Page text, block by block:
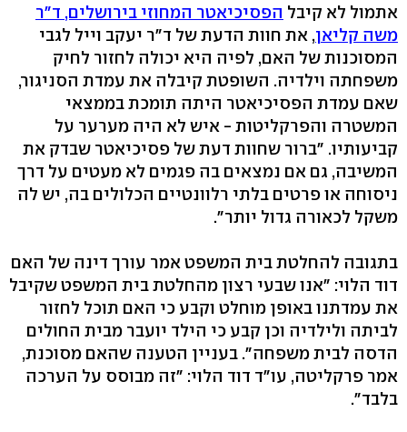
אתמול לא קיבל הפסיכיאטר המחוזי בירושלים, ד"ר
משה קליאן, את חוות הדעת של ד"ר יעקב וייל לגבי
המסוכנות של האם, לפיה היא יכולה לחזור לחיק
משפחתה וילדיה. השופטת קיבלה את עמדת הסניגור,
שאם עמדת הפסיכיאטר היתה תומכת בממצאי
המשטרה והפרקליטות - איש לא היה מערער על
קביעותיו. "ברור שחוות דעת של פסיכיאטר שבדק את
המשיבה, גם אם נמצאים בה פגמים לא מעטים על דרך
ניסוחה או פרטים בלתי רלוונטיים הכלולים בה, יש לה
משקל לכאורה גדול יותר".
בתגובה להחלטת בית המשפט אמר עורך דינה של האם
דוד הלוי: "אנו שבעי רצון מהחלטת בית המשפט שקיבל
את עמדתנו באופן מוחלט וקבע כי האם תוכל לחזור
לביתה ולילדיה וכן קבע כי הילד יועבר מבית החולים
הדסה לבית משפחה". בעניין הטענה שהאם מסוכנת,
אמר פרקליטה, עו"ד דוד הלוי: "זה מבוסס על הערכה
בלבד".